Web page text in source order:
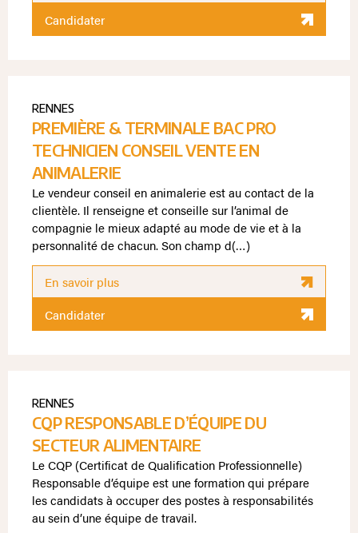
Candidater
RENNES
PREMIÈRE & TERMINALE BAC PRO
TECHNICIEN CONSEIL VENTE EN
ANIMALERIE
Le vendeur conseil en animalerie est au contact de la
clientèle. Il renseigne et conseille sur l’animal de
compagnie le mieux adapté au mode de vie et à la
personnalité de chacun. Son champ d(…)
En savoir plus
Candidater
RENNES
CQP RESPONSABLE D’ÉQUIPE DU
SECTEUR ALIMENTAIRE
Le CQP (Certificat de Qualification Professionnelle)
Responsable d’équipe est une formation qui prépare
les candidats à occuper des postes à responsabilités
au sein d’une équipe de travail.